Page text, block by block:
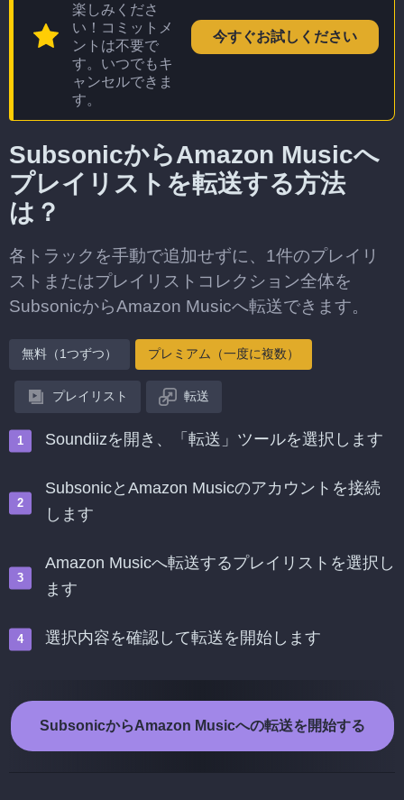
楽しみくださ
い！コミットメ
ントは不要で
す。いつでもキ
ャンセルできま
す。
今すぐお試しください
SubsonicからAmazon Musicへ
プレイリストを転送する方法
は？
各トラックを手動で追加せずに、1件のプレイリ
ストまたはプレイリストコレクション全体を
SubsonicからAmazon Musicへ転送できます。
無料（1つずつ） プレミアム（一度に複数）
プレイリスト 転送
Soundiizを開き、「転送」ツールを選択します
SubsonicとAmazon Musicのアカウントを接続
します
Amazon Musicへ転送するプレイリストを選択し
ます
選択内容を確認して転送を開始します
SubsonicからAmazon Musicへの転送を開始する